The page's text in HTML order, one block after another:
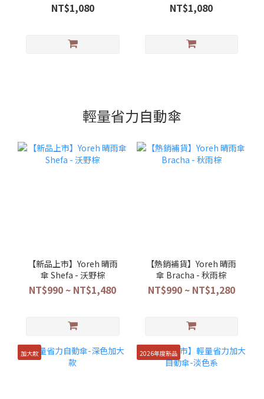
NT$1,080 NT$1,080
輕量省力自動傘
【新品上市】Yoreh 晴雨
傘 Shefa - 沃野棕
NT$990 ~ NT$1,480
【熱銷補貨】Yoreh 晴雨
傘 Bracha - 秋雨棕
NT$990 ~ NT$1,280
加大款 2026年度新品